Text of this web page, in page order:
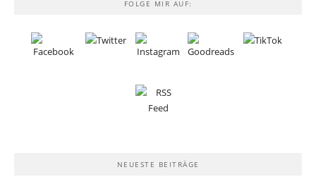
FOLGE MIR AUF:
NEUESTE BEITRÄGE